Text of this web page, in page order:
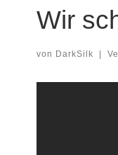
Wir
von DarkSilk